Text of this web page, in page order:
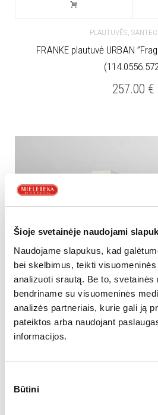
Šioje svetainėje naudojami
Naudojame slapukus, kad
bei skelbimus, teikti
analizuoti srautą. Be to, svetainės
bendriname su visuomeninės
analizės partneriais, kurie gali ją
pateiktos arba naudojant
informacijos.
pasirinkimas
Būtini
PLAUTUVĖS,
FRANKE plautuvė URBAN
257.00 €
Gartraukis Allenzi ANG Rustica